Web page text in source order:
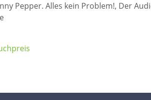
Pepper. Alles kein Problem!, Der